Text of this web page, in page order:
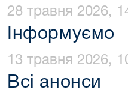
28 травня 2026,
Інформуємо
13 травня 2026,
Всі анонси